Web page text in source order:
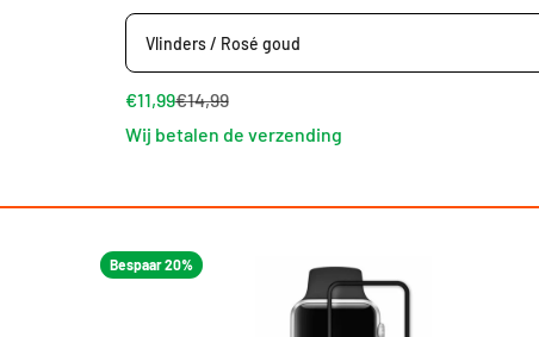
€11,99€14,99
Wij betalen de verzending
Bespaar 20%